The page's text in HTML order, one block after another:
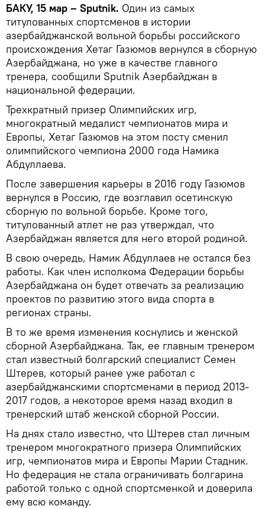
БАКУ, 15 мар – Sputnik. Один из самых
титулованных спортсменов в истории
азербайджанской вольной борьбы российского
происхождения Хетаг Газюмов вернулся в сборную
Азербайджана, но уже в качестве главного
тренера, сообщили Sputnik Азербайджан в
национальной федерации.
Трехкратный призер Олимпийских игр,
многократный медалист чемпионатов мира и
Европы, Хетаг Газюмов на этом посту сменил
олимпийского чемпиона 2000 года Намика
Абдуллаева.
После завершения карьеры в 2016 году Газюмов
вернулся в Россию, где возглавил осетинскую
сборную по вольной борьбе. Кроме того,
титулованный атлет не раз утверждал, что
Азербайджан является для него второй родиной.
В свою очередь, Намик Абдуллаев не остался без
работы. Как член исполкома Федерации борьбы
Азербайджана он будет отвечать за реализацию
проектов по развитию этого вида спорта в
регионах страны.
В то же время изменения коснулись и женской
сборной Азербайджана. Так, ее главным тренером
стал известный болгарский специалист Семен
Штерев, который ранее уже работал с
азербайджанскими спортсменами в период 2013-
2017 годов, а некоторое время назад входил в
тренерский штаб женской сборной России.
На днях стало известно, что Штерев стал личным
тренером многократного призера Олимпийских
игр, чемпионатов мира и Европы Марии Стадник.
Но федерация не стала ограничивать болгарина
работой только с одной спортсменкой и доверила
ему всю команду.